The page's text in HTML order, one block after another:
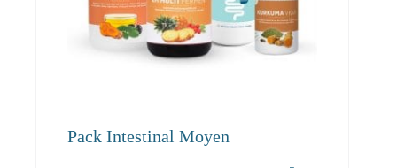
Pack Intestinal Moyen